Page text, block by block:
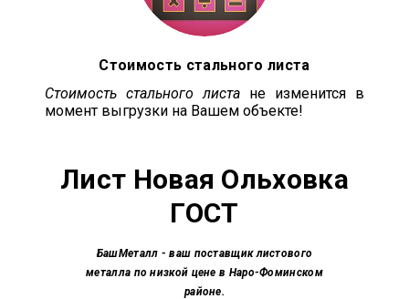
Стоимость стального листа
Стоимость стального листа не изменится в
момент выгрузки на Вашем объекте!
Лист Новая Ольховка
ГОСТ
БашМеталл - ваш поставщик листового
металла по низкой цене в Наро-Фоминском
районе.